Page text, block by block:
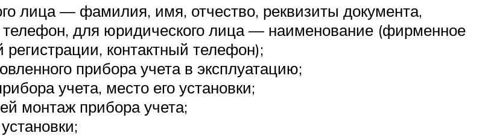
лица — фамилия, имя, отчество, реквизиты документа,
телефон, для юридического лица — наименование (фирменное
контактный телефон);
прибора учета в эксплуатацию;
учета, место его установки;
монтаж прибора учета;